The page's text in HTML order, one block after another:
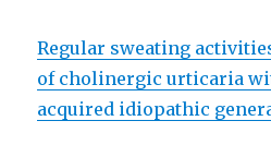
Regular sweating
of cholinergic urticaria
acquired idiopathic